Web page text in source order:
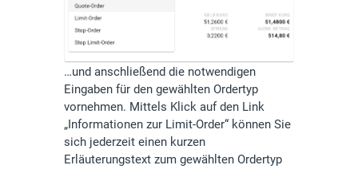
…und anschließend die notwendigen
Eingaben für den gewählten Ordertyp
vornehmen. Mittels Klick auf den Link
„Informationen zur Limit-Order“ können Sie
sich jederzeit einen kurzen
Erläuterungstext zum gewählten Ordertyp